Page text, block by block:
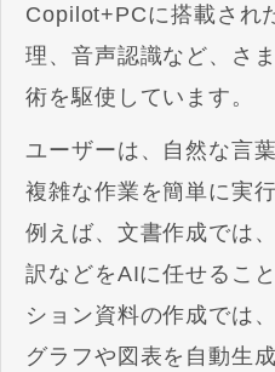
Copilot+PCに搭載され
理、音声認識など、さ
術を駆使しています。
ユーザーは、自然な言
複雑な作業を簡単に実
例えば、文書作成では
訳などをAIに任せるこ
ション資料の作成では
グラフや図表を自動生